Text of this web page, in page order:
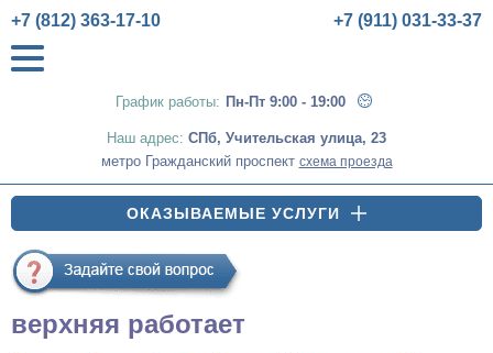
График работы: Пн-Пт 9:00 - 19:00
+7 (812) 363-17-10 +7 (911) 031-33-37
Наш адрес: СПб, Учительская улица, 23
метро Гражданский проспект схема проезда
ОКАЗЫВАЕМЫЕ УСЛУГИ
верхняя работает